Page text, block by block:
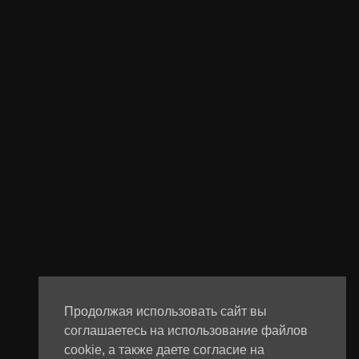
Продолжая использовать сайт вы
соглашаетесь на использование файлов
cookie, а также даете согласие на